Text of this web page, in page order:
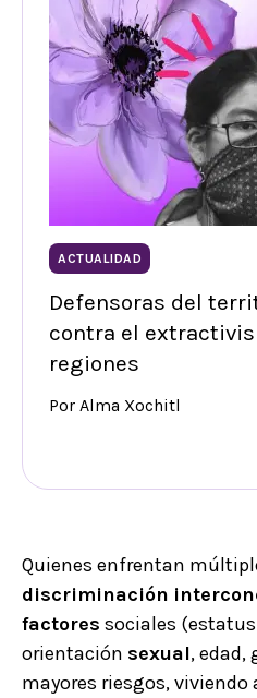
ACTUALIDAD
Defensoras del
contra el
regiones
Por Alma Xochitl
Quienes enfrentan
discriminación
factores sociales
orientación sexual, edad,
mayores riesgos, viviendo